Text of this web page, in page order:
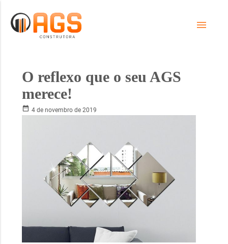
menu
O reflexo que o seu AGS
merece!
date_range 4 de novembro de 2019